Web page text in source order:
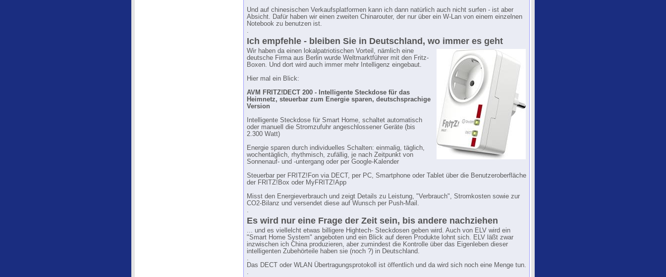
Und auf chinesischen Verkaufsplatformen kann ich dann natürlich auch nicht surfen - ist aber
Absicht. Dafür haben wir einen zweiten Chinarouter, der nur über ein W-Lan von einem einzelnen
Notebook zu benutzen ist.
.
Ich empfehle - bleiben Sie in Deutschland, wo immer es geht
Wir haben da einen lokalpatriotischen Vorteil, nämlich eine
deutsche Firma aus Berlin wurde Weltmarktführer mit den Fritz-
Boxen. Und dort wird auch immer mehr Intelligenz eingebaut.
Hier mal ein Blick:
AVM FRITZ!DECT 200 - Intelligente Steckdose für das
Heimnetz, steuerbar zum Energie sparen, deutschsprachige
Version
Intelligente Steckdose für Smart Home, schaltet automatisch
oder manuell die Stromzufuhr angeschlossener Geräte (bis
2.300 Watt)
Energie sparen durch individuelles Schalten: einmalig, täglich,
wochentäglich, rhythmisch, zufällig, je nach Zeitpunkt von
Sonnenauf- und -untergang oder per Google-Kalender
Steuerbar per FRITZ!Fon via DECT, per PC, Smartphone oder Tablet über die Benutzeroberfläche
der FRITZ!Box oder MyFRITZ!App
Misst den Energieverbrauch und zeigt Details zu Leistung, "Verbrauch", Stromkosten sowie zur
CO2-Bilanz und versendet diese auf Wunsch per Push-Mail.
.
Es wird nur eine Frage der Zeit sein, bis andere nachziehen
... und es viellelcht etwas billigere Hightech- Steckdosen geben wird. Auch von ELV wird ein
"Smart Home System" angeboten und ein Blick auf deren Produkte lohnt sich. ELV läßt zwar
inzwischen ich China produzieren, aber zumindest die Kontrolle über das Eigenleben dieser
intelligenten Zubehörteile haben sie (noch ?) in Deutschland.
.
Das DECT oder WLAN Übertragungsprotokoll ist öffentlich und da wird sich noch eine Menge tun.
.